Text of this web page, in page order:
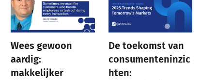
Wees gewoon
aardig:
makkelijker
De toekomst van
consumenteninzic
hten: